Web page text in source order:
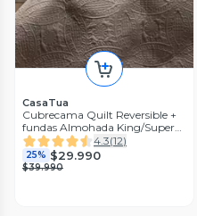
CasaTua
Cubrecama Quilt Reversible +
fundas Almohada King/Super
King
4.3(12)
25% $29.990
$39.990